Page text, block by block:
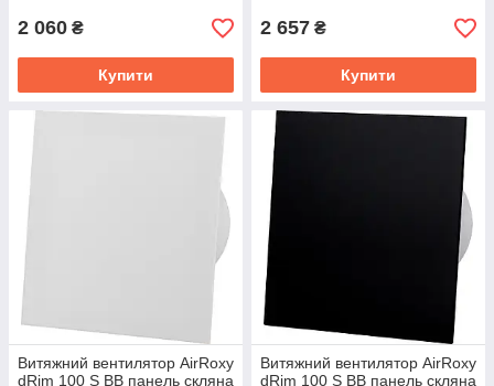
2 060 ₴
Купити
2 657 ₴
Купити
Витяжний вентилятор AirRoxy
dRim 100 S BB панель скляна
Витяжний вентилятор AirRoxy
dRim 100 S BB панель скляна